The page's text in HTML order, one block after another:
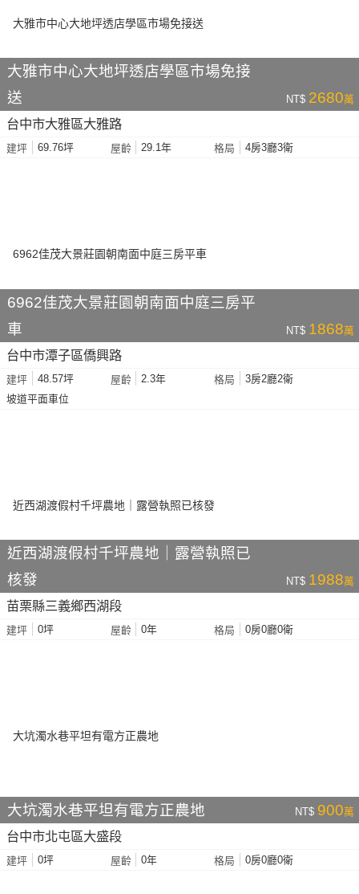
大雅市中心大地坪透店學區市場免接
送
NT$ 2680萬
台中市大雅區大雅路
建坪 69.76坪 屋齡 29.1年 格局 4房3廳3衛
6962佳茂大景莊園朝南面中庭三房平
車
NT$ 1868萬
台中市潭子區僑興路
建坪 48.57坪 屋齡 2.3年 格局
3房2廳2衛
坡道平面車位
近西湖渡假村千坪農地｜露營執照已
核發
NT$ 1988萬
苗栗縣三義鄉西湖段
建坪 0坪 屋齡 0年 格局 0房0廳0衛
大坑濁水巷平坦有電方正農地 NT$ 900萬
台中市北屯區大盛段
建坪 0坪 屋齡 0年 格局 0房0廳0衛